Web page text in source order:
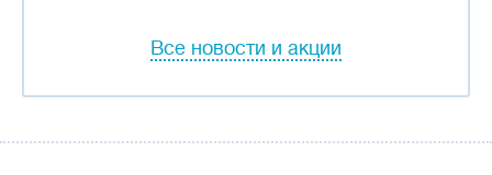
Все новости и акции